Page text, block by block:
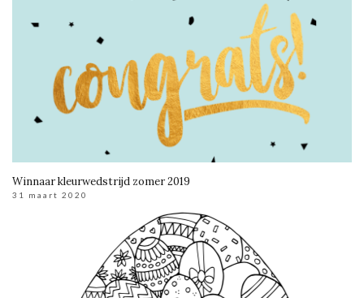
Winnaar kleurwedstrijd zomer 2019
31 maart 2020